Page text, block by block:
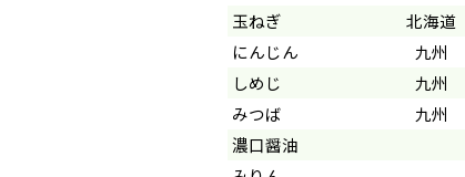
玉ねぎ
北海道
にんじん
九州
しめじ
九州
みつば
九州
濃口醤油